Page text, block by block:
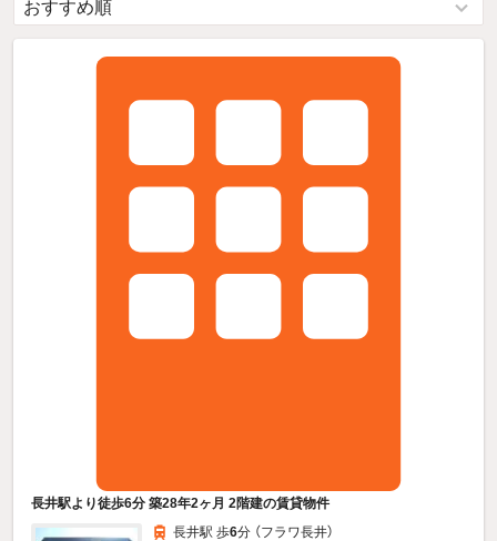
長井駅より徒歩6分 築28年2ヶ月 2階建の賃貸物件
長井駅 歩6分 （フラワ長井）